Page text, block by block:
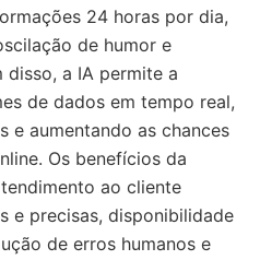
24 horas por dia,
de humor e
disso, a IA permite a
de dados em tempo real,
e aumentando as chances
Os benefícios da
ao cliente
e precisas, disponibilidade
de erros humanos e